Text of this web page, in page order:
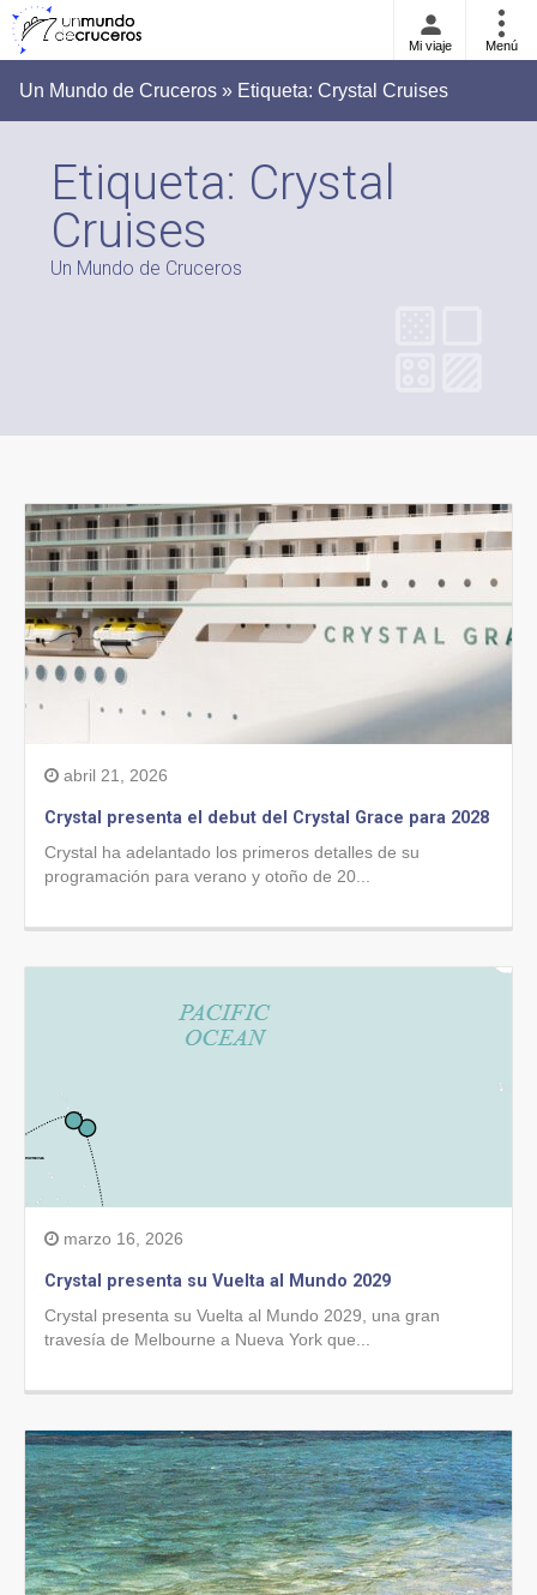
Mi viaje Menú
Un Mundo de Cruceros » Etiqueta: Crystal Cruises
Etiqueta: Crystal
Cruises
Un Mundo de Cruceros
abril 21, 2026
Crystal presenta el debut del Crystal Grace para 2028
Crystal ha adelantado los primeros detalles de su
programación para verano y otoño de 20...
marzo 16, 2026
Crystal presenta su Vuelta al Mundo 2029
Crystal presenta su Vuelta al Mundo 2029, una gran
travesía de Melbourne a Nueva York que...